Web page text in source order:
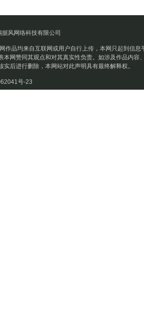
风网络科技有限公司
作品均来自互联网或用户自行上传，本网只起到信息
本网赞同其观点和对其真实性负责。如涉及作品内容
实后进行删除，本网站对此声明具有最终解释权。
号-23